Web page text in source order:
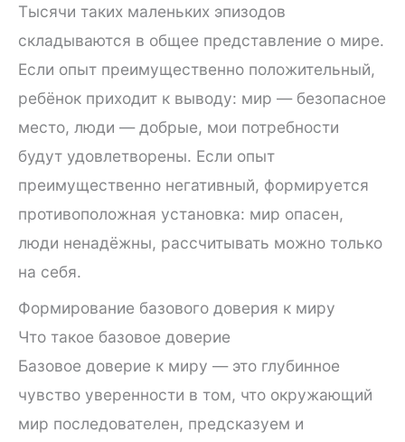
Тысячи таких маленьких эпизодов
складываются в общее представление о мире.
Если опыт преимущественно положительный,
ребёнок приходит к выводу: мир — безопасное
место, люди — добрые, мои потребности
будут удовлетворены. Если опыт
преимущественно негативный, формируется
противоположная установка: мир опасен,
люди ненадёжны, рассчитывать можно только
на себя.
Формирование базового доверия к миру
Что такое базовое доверие
Базовое доверие к миру — это глубинное
чувство уверенности в том, что окружающий
мир последователен, предсказуем и